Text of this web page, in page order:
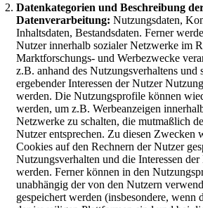
Datenkategorien und Beschreibung
Datenverarbeitung: Nutzungsdaten,
Inhaltsdaten, Bestandsdaten. Ferner
Nutzer innerhalb sozialer Netzwerke im
Marktforschungs- und Werbezwecke
z.B. anhand des Nutzungsverhaltens und
ergebender Interessen der Nutzer
werden. Die Nutzungsprofile können
werden, um z.B. Werbeanzeigen
Netzwerke zu schalten, die mutmaßlich
Nutzer entsprechen. Zu diesen Zwecken
Cookies auf den Rechnern der Nutzer
Nutzungsverhalten und die Interessen
werden. Ferner können in den
unabhängig der von den Nutzern
gespeichert werden (insbesondere,